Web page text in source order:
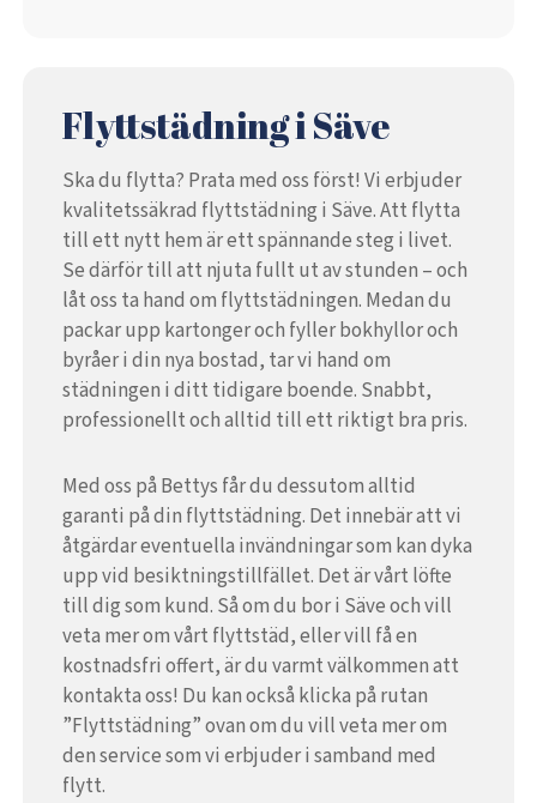
Flyttstädning i Säve
Ska du flytta? Prata med oss först! Vi erbjuder
kvalitetssäkrad flyttstädning i Säve. Att flytta
till ett nytt hem är ett spännande steg i livet.
Se därför till att njuta fullt ut av stunden – och
låt oss ta hand om flyttstädningen. Medan du
packar upp kartonger och fyller bokhyllor och
byråer i din nya bostad, tar vi hand om
städningen i ditt tidigare boende. Snabbt,
professionellt och alltid till ett riktigt bra pris.
Med oss på Bettys får du dessutom alltid
garanti på din flyttstädning. Det innebär att vi
åtgärdar eventuella invändningar som kan dyka
upp vid besiktningstillfället. Det är vårt löfte
till dig som kund. Så om du bor i Säve och vill
veta mer om vårt flyttstäd, eller vill få en
kostnadsfri offert, är du varmt välkommen att
kontakta oss! Du kan också klicka på rutan
”Flyttstädning” ovan om du vill veta mer om
den service som vi erbjuder i samband med
flytt.